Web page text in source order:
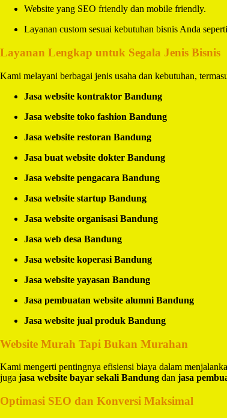
Website yang SEO friendly dan mobile friendly.
Layanan custom sesuai kebutuhan bisnis Anda seperti
Layanan Lengkap untuk Segala Jenis Bisnis
Kami melayani berbagai jenis usaha dan kebutuhan,
Jasa website kontraktor Bandung
Jasa website toko fashion Bandung
Jasa website restoran Bandung
Jasa buat website dokter Bandung
Jasa website pengacara Bandung
Jasa website startup Bandung
Jasa website organisasi Bandung
Jasa web desa Bandung
Jasa website koperasi Bandung
Jasa website yayasan Bandung
Jasa pembuatan website alumni Bandung
Jasa website jual produk Bandung
Website Murah Tapi Bukan Murahan
Kami mengerti pentingnya efisiensi biaya dalam
juga jasa website bayar sekali Bandung dan jasa
Optimasi SEO dan Konversi Maksimal